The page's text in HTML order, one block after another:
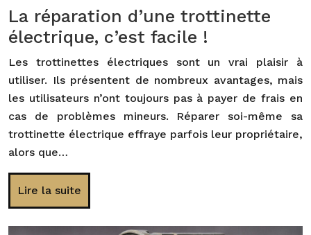
La réparation d’une trottinette
électrique, c’est facile !
Les trottinettes électriques sont un vrai plaisir à
utiliser. Ils présentent de nombreux avantages, mais
les utilisateurs n’ont toujours pas à payer de frais en
cas de problèmes mineurs. Réparer soi-même sa
trottinette électrique effraye parfois leur propriétaire,
alors que…
Lire la suite